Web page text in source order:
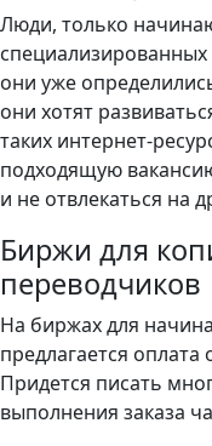
Люди, только
они уже
они хотят
таких интернет-
подходящую
и не отвлекаться на
Биржи для
переводчиков
На биржах для
предлагается
Придется писать
выполнения заказа